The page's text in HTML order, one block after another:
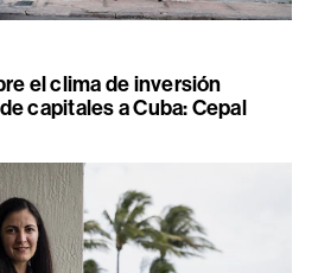
el clima de inversión
capitales a Cuba: Cepal